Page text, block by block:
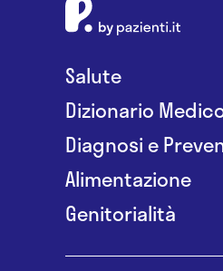
Salute
Dizionario
Diagnosi e
Alimentazione
Genitorialità